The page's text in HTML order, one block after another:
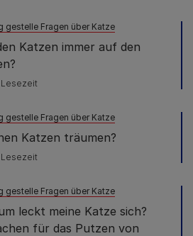
gestelle Fragen über Katze
Katzen immer auf den
Lesezeit
gestelle Fragen über Katze
Katzen träumen?
Lesezeit
gestelle Fragen über Katze
leckt meine Katze sich?
für das Putzen von